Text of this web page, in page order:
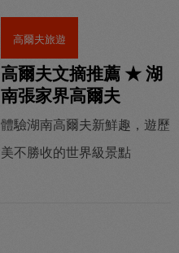
高爾夫旅遊
高爾夫文摘推薦 ★ 湖
南張家界高爾夫
體驗湖南高爾夫新鮮趣，遊歷
美不勝收的世界級景點